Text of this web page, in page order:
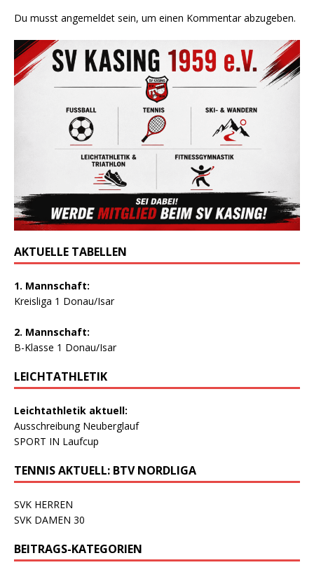
Du musst angemeldet sein, um einen Kommentar abzugeben.
AKTUELLE TABELLEN
1. Mannschaft:
Kreisliga 1 Donau/Isar
2. Mannschaft:
B-Klasse 1 Donau/Isar
LEICHTATHLETIK
Leichtathletik aktuell:
Ausschreibung Neuberglauf
SPORT IN Laufcup
TENNIS AKTUELL: BTV NORDLIGA
SVK HERREN
SVK DAMEN 30
BEITRAGS-KATEGORIEN